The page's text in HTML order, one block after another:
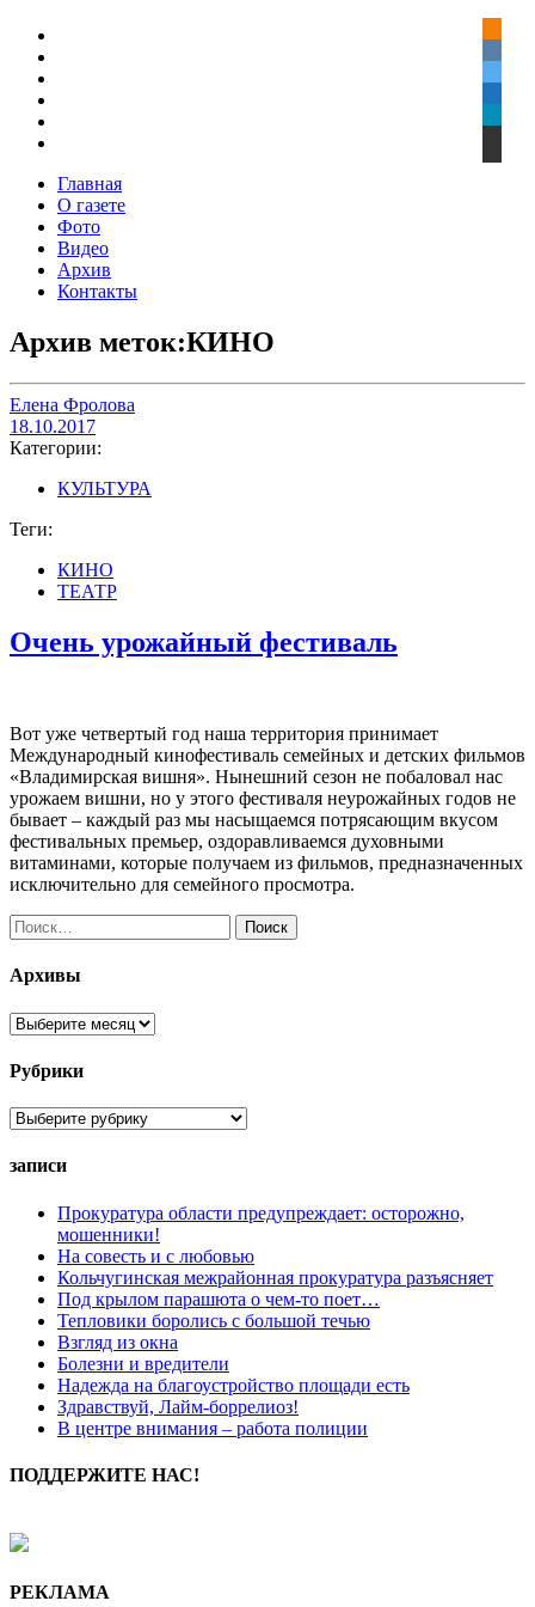
Главная
О газете
Фото
Видео
Архив
Контакты
Архив меток:КИНО
Елена Фролова
18.10.2017
Категории:
КУЛЬТУРА
Теги:
КИНО
ТЕАТР
Очень урожайный фестиваль
Вот уже четвертый год наша территория принимает
Международный кинофестиваль семейных и детских фильмов
«Владимирская вишня». Нынешний сезон не побаловал нас
урожаем вишни, но у этого фестиваля неурожайных годов не
бывает – каждый раз мы насыщаемся потрясающим вкусом
фестивальных премьер, оздоравливаемся духовными
витаминами, которые получаем из фильмов, предназначенных
исключительно для семейного просмотра.
Найти:
Архивы
Архивы
Рубрики
Рубрики
записи
Прокуратура области предупреждает: осторожно,
мошенники!
На совесть и с любовью
Кольчугинская межрайонная прокуратура разъясняет
Под крылом парашюта о чем-то поет…
Тепловики боролись с большой течью
Взгляд из окна
Болезни и вредители
Надежда на благоустройство площади есть
Здравствуй, Лайм-боррелиоз!
В центре внимания – работа полиции
ПОДДЕРЖИТЕ НАС!
РЕКЛАМА